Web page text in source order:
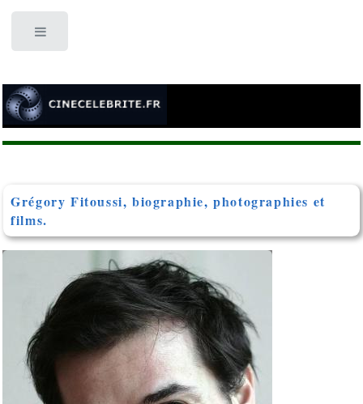
Grégory Fitoussi, biographie, photographies et
films.